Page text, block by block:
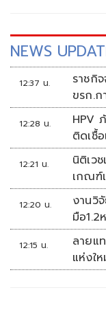
NEWS
12:37 น.
ราชกิ
ขรก.ก
12:28 น.
HPV
ติดเชื้
12:21 น.
นิติเว
เกณฑ์
12:20 น.
งานวิ
มือ1.2
12:15 น.
ลายแ
แห่งใ